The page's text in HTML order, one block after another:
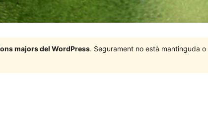
majors del WordPress. Segurament no està mantinguda